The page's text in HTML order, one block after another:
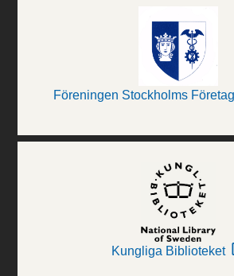
Föreningen Stockholms
Kungliga Biblioteket